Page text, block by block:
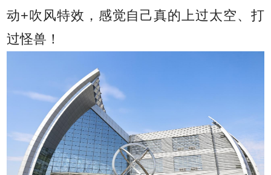
动+吹风特效，感觉自己真的上过太空、打
过怪兽！